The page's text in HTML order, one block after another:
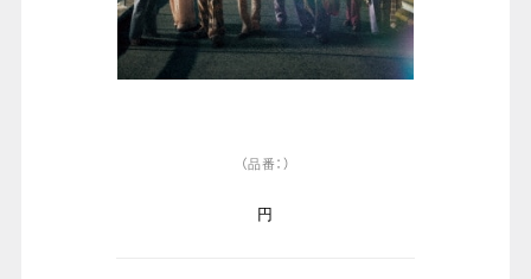
（品番：）
円